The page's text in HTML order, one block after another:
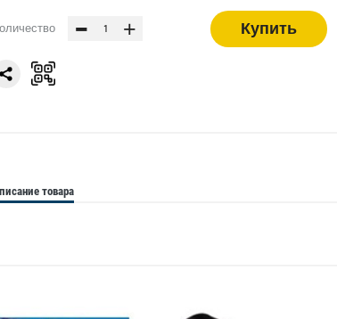
- + Купить
товара